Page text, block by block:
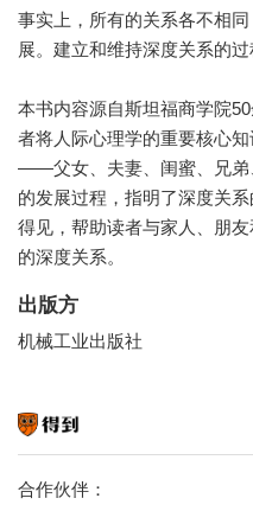
事实上，所有的关系各不相
展。建立和维持深度关系的
本书内容源自斯坦福商学院
者将人际心理学的重要核心
——父女、夫妻、闺蜜、兄弟
的发展过程，指明了深度关
得见，帮助读者与家人、朋
的深度关系。
出版方
机械工业出版社
合作伙伴：